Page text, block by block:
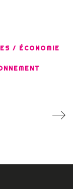
/ ÉCONOMIE